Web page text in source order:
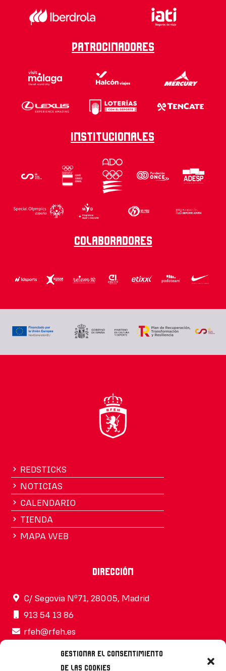
Gestionar el consentimiento
de las cookies
Patrocinadores
Institucionales
Colaboradores
REDSTICKS
NOTICIAS
CALENDARIO
TIENDA
MAPA WEB
Dirección
C/ Segovia Nº71, 28005, Madrid
913 54 13 86
rfeh@rfeh.es